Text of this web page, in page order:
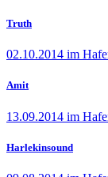
Truth
02.10.2014 im
Amit
13.09.2014 im
Harlekinsound